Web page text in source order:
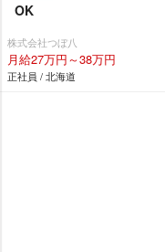
OK
株式会社つぼ八
月給27万円～38万円
正社員 / 北海道